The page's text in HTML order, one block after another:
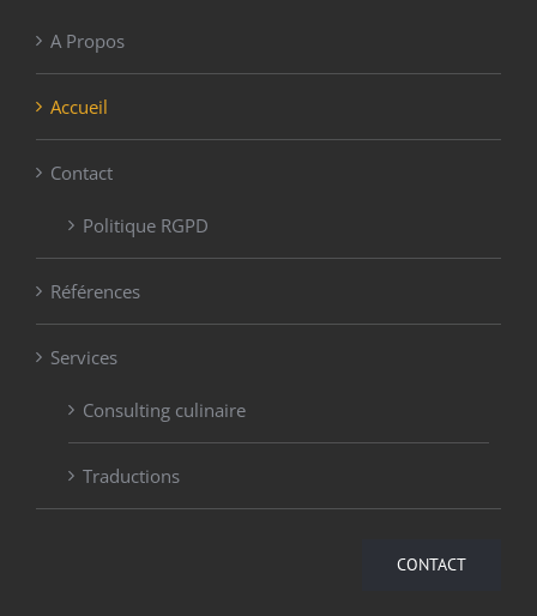
A Propos
Accueil
Contact
Politique RGPD
Références
Services
Consulting culinaire
Traductions
CONTACT